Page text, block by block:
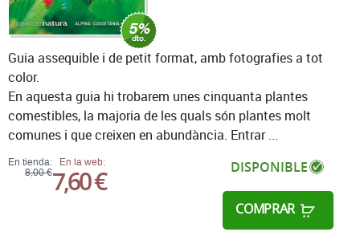
En tienda:
8,00 €
En la web:
7,60 € DISPONIBLE
COMPRAR
Guia assequible i de petit format, amb fotografies a tot
color.
En aquesta guia hi trobarem unes cinquanta plantes
comestibles, la majoria de les quals són plantes molt
comunes i que creixen en abundància. Entrar ...